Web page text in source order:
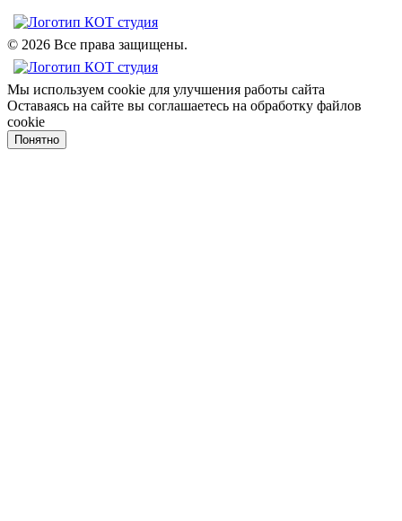
© 2026 Все права защищены.
Мы используем cookie для улучшения работы сайта
Оставаясь на сайте вы соглашаетесь на обработку файлов
cookie
Понятно